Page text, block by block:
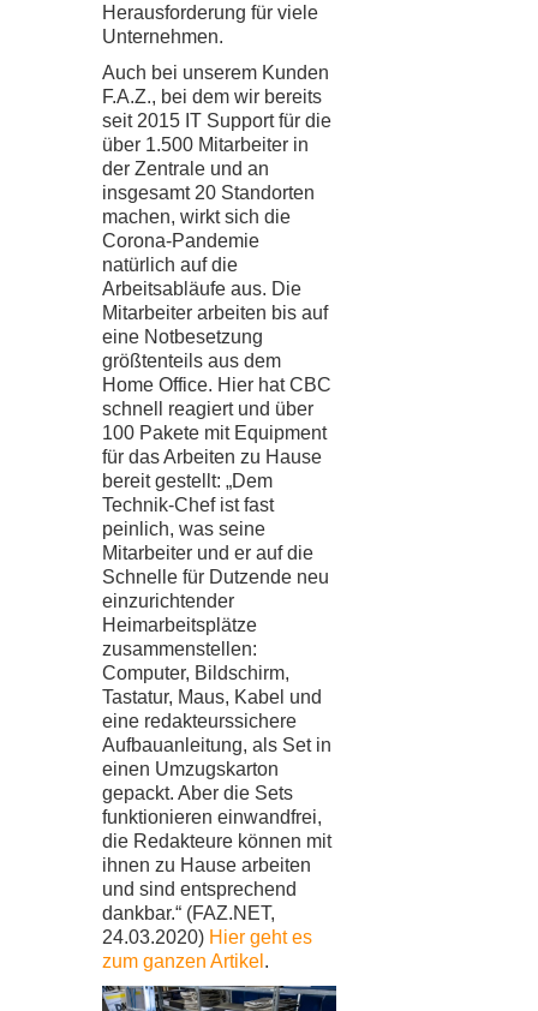
Herausforderung für viele
Unternehmen.
Auch bei unserem Kunden
F.A.Z., bei dem wir bereits
seit 2015 IT Support für die
über 1.500 Mitarbeiter in
der Zentrale und an
insgesamt 20 Standorten
machen, wirkt sich die
Corona-Pandemie
natürlich auf die
Arbeitsabläufe aus. Die
Mitarbeiter arbeiten bis auf
eine Notbesetzung
größtenteils aus dem
Home Office. Hier hat CBC
schnell reagiert und über
100 Pakete mit Equipment
für das Arbeiten zu Hause
bereit gestellt: „Dem
Technik-Chef ist fast
peinlich, was seine
Mitarbeiter und er auf die
Schnelle für Dutzende neu
einzurichtender
Heimarbeitsplätze
zusammenstellen:
Computer, Bildschirm,
Tastatur, Maus, Kabel und
eine redakteurssichere
Aufbauanleitung, als Set in
einen Umzugskarton
gepackt. Aber die Sets
funktionieren einwandfrei,
die Redakteure können mit
ihnen zu Hause arbeiten
und sind entsprechend
dankbar.“ (FAZ.NET,
24.03.2020) Hier geht es
zum ganzen Artikel .